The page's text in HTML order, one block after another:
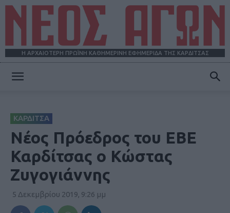
Η ΑΡΧΑΙΟΤΕΡΗ ΠΡΩΪΝΗ ΚΑΘΗΜΕΡΙΝΗ ΕΦΗΜΕΡΙΔΑ ΤΗΣ ΚΑΡΔΙΤΣΑΣ
ΚΑΡΔΙΤΣΑ
Νέος Πρόεδρος του ΕΒΕ
Καρδίτσας ο Κώστας
Ζυγογιάννης
5 Δεκεμβρίου 2019, 9:26 μμ